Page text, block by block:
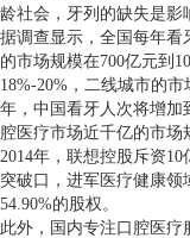
龄社会，牙列的缺失是影
据调查显示，全国每年看
的市场规模在700亿元到
18%-20%，二线城市的
年，中国看牙人次将增加
腔医疗市场近千亿的市场
2014年，联想控股斥资
突破口，进军医疗健康领
54.90%的股权。
此外，国内专注口腔医疗